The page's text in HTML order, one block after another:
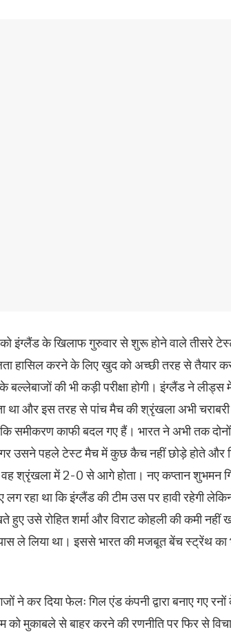
को इंग्लैंड के खिलाफ गुरुवार से शुरू होने वाले तीसरे
हासिल करने के लिए खुद को अच्छी तरह से तैयार
की भी कड़ी परीक्षा होगी। इंग्लैंड ने लीड्स
था और इस तरह से पांच मैच की श्रृंखला अभी
समीकरण काफी बदल गए हैं। भारत ने अभी तक
उसने पहले टेस्ट मैच में कुछ कैच नहीं छोड़े होते और
वह श्रृंखला में 2-0 से आगे होता। नए कप्तान शुभमन
रहा था कि इंग्लैंड की टीम उस पर हावी रहेगी
उसे रोहित शर्मा और विराट कोहली की कमी नहीं
ले लिया था। इससे भारत की मजबूत बेंच स्ट्रेंथ का
ने कर दिया फेलः गिल एंड कंपनी द्वारा बनाए गए
को मुकाबले से बाहर करने की रणनीति पर फिर से